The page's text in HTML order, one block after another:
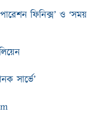
ফিনিক্স’ ও ‘সময়
সার্ভে’